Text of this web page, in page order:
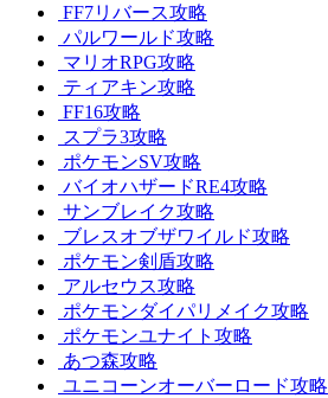
FF7リバース攻略
パルワールド攻略
マリオRPG攻略
ティアキン攻略
FF16攻略
スプラ3攻略
ポケモンSV攻略
バイオハザードRE4攻略
サンブレイク攻略
ブレスオブザワイルド攻略
ポケモン剣盾攻略
アルセウス攻略
ポケモンダイパリメイク攻略
ポケモンユナイト攻略
あつ森攻略
ユニコーンオーバーロード攻略